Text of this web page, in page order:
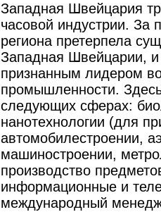
Западная Швейцария
часовой индустрии. За
региона претерпела
Западная Швейцарии, и
признанным лидером
промышленности.
следующих сферах:
нанотехнологии (для
автомобилестроении,
машиностроении,
производство
информационные и
международный